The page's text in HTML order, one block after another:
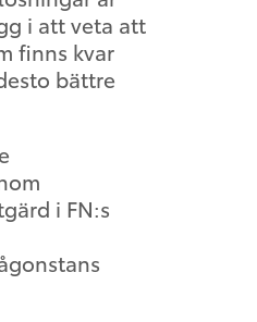
i att veta att
finns kvar
bättre
i FN:s